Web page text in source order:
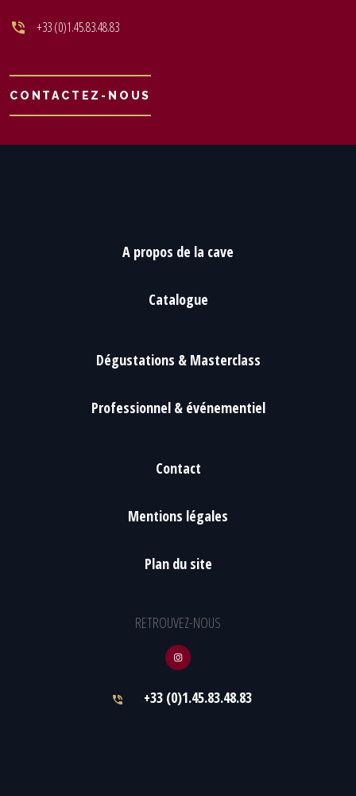
+33 (0)1.45.83.48.83
CONTACTEZ-NOUS
A propos de la cave
Catalogue
Dégustations & Masterclass
Professionnel & événementiel
Contact
Mentions légales
Plan du site
RETROUVEZ-NOUS
+33 (0)1.45.83.48.83